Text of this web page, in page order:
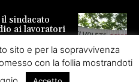
il sindacato
ai lavoratori
sito e per la sopravvivenza
con la follia mostrandoti